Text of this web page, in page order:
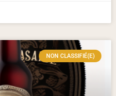
NON CLASSIFIÉ(E)